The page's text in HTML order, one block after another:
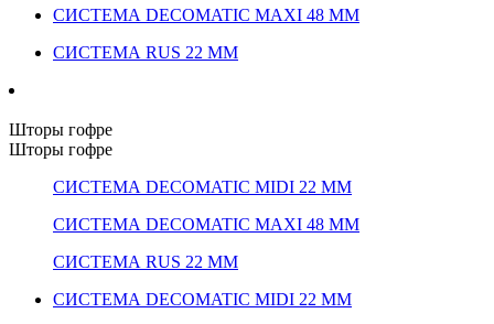
СИСТЕМА DECOMATIC MAXI 48 ММ
СИСТЕМА RUS 22 ММ
Шторы гофре
Шторы гофре
СИСТЕМА DECOMATIC MIDI 22 ММ
СИСТЕМА DECOMATIC MAXI 48 ММ
СИСТЕМА RUS 22 ММ
СИСТЕМА DECOMATIC MIDI 22 ММ